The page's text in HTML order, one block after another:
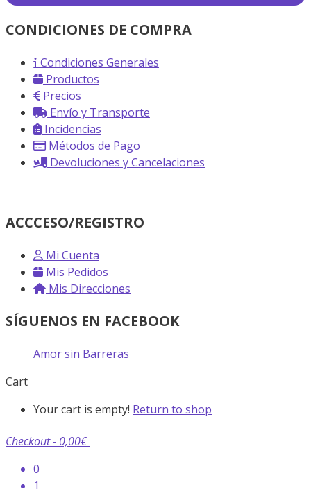
CONDICIONES DE COMPRA
Condiciones Generales
Productos
Precios
Envío y Transporte
Incidencias
Métodos de Pago
Devoluciones y Cancelaciones
ACCCESO/REGISTRO
Mi Cuenta
Mis Pedidos
Mis Direcciones
SÍGUENOS EN FACEBOOK
Amor sin Barreras
Cart
Your cart is empty! Return to shop
Checkout- 0,00€
0
1